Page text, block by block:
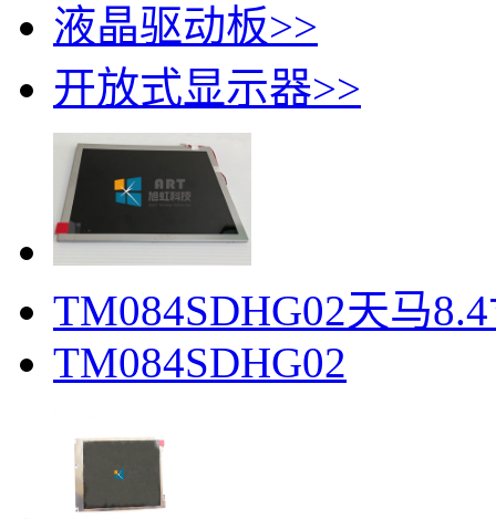
液晶驱动板>>
开放式显示器>>
TM084SDHG02​天马
TM084SDHG02